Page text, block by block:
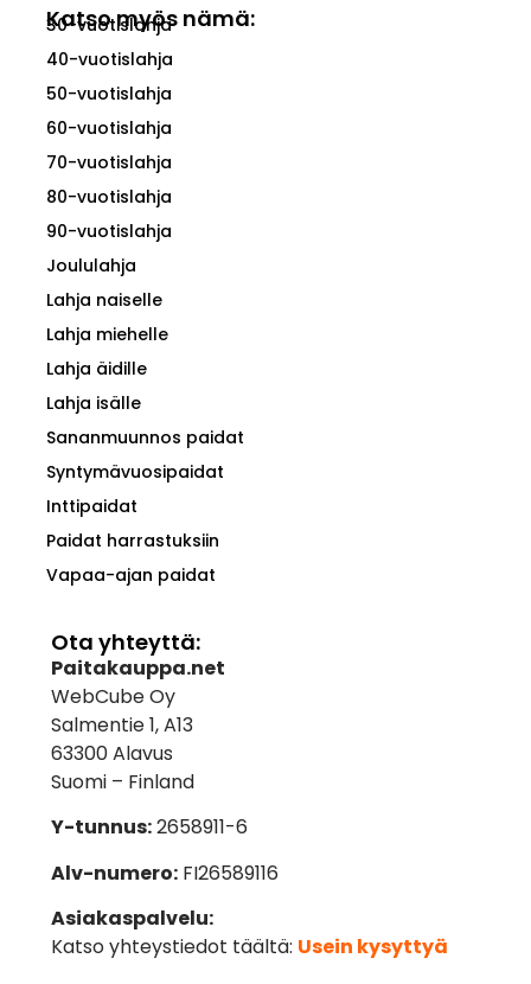
Katso myös nämä:
30-vuotislahja
40-vuotislahja
50-vuotislahja
60-vuotislahja
70-vuotislahja
80-vuotislahja
90-vuotislahja
Joululahja
Lahja naiselle
Lahja miehelle
Lahja äidille
Lahja isälle
Sananmuunnos paidat
Syntymävuosipaidat
Inttipaidat
Paidat harrastuksiin
Vapaa-ajan paidat
Ota yhteyttä:
Paitakauppa.net
WebCube Oy
Salmentie 1, A13
63300 Alavus
Suomi – Finland
Y-tunnus:2658911-6
Alv-numero:FI26589116
Asiakaspalvelu:
Katso yhteystiedot täältä: Usein kysyttyä